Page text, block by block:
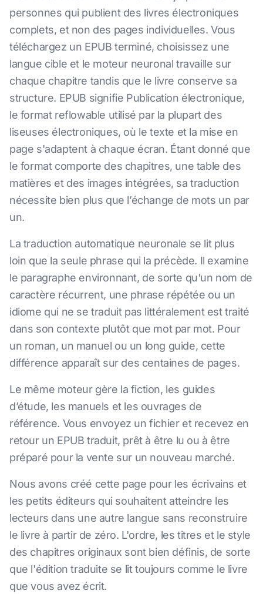
personnes qui publient des livres électroniques
complets, et non des pages individuelles. Vous
téléchargez un EPUB terminé, choisissez une
langue cible et le moteur neuronal travaille sur
chaque chapitre tandis que le livre conserve sa
structure. EPUB signifie Publication électronique,
le format reflowable utilisé par la plupart des
liseuses électroniques, où le texte et la mise en
page s'adaptent à chaque écran. Étant donné que
le format comporte des chapitres, une table des
matières et des images intégrées, sa traduction
nécessite bien plus que l’échange de mots un par
un.
La traduction automatique neuronale se lit plus
loin que la seule phrase qui la précède. Il examine
le paragraphe environnant, de sorte qu'un nom de
caractère récurrent, une phrase répétée ou un
idiome qui ne se traduit pas littéralement est traité
dans son contexte plutôt que mot par mot. Pour
un roman, un manuel ou un long guide, cette
différence apparaît sur des centaines de pages.
Le même moteur gère la fiction, les guides
d’étude, les manuels et les ouvrages de
référence. Vous envoyez un fichier et recevez en
retour un EPUB traduit, prêt à être lu ou à être
préparé pour la vente sur un nouveau marché.
Nous avons créé cette page pour les écrivains et
les petits éditeurs qui souhaitent atteindre les
lecteurs dans une autre langue sans reconstruire
le livre à partir de zéro. L'ordre, les titres et le style
des chapitres originaux sont bien définis, de sorte
que l'édition traduite se lit toujours comme le livre
que vous avez écrit.